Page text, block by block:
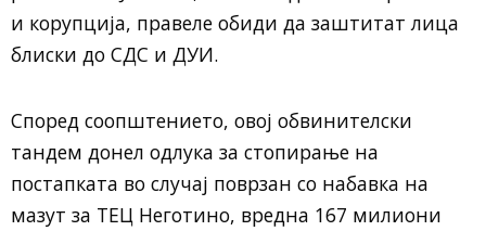
и корупција, правеле обиди да заштитат лица
блиски до СДС и ДУИ.
Според соопштението, овој обвинителски
тандем донел одлука за стопирање на
постапката во случај поврзан со набавка на
мазут за ТЕЦ Неготино, вредна 167 милиони